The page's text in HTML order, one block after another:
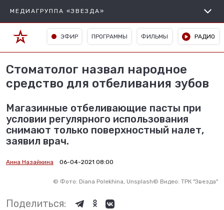
МЕДИАГРУППА «ЗВЕЗДА»
ЭФИР ПРОГРАММЫ ФИЛЬМЫ РАДИО
Стоматолог назвал народное
средство для отбеливания зубов
Магазинные отбеливающие пасты при
условии регулярного использования
снимают только поверхностный налет,
заявил врач.
Анна Назайкина 06-04-2021 08:00
© Фото: Diana Polekhina, Unsplash© Видео: ТРК "Звезда"
Поделиться: